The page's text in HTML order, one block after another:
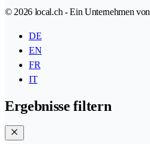
© 2026 local.ch - Ein Unternehmen von
DE
EN
FR
IT
Ergebnisse filtern